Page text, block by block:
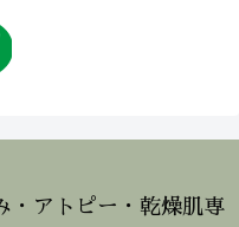
・アトピー・乾燥肌専